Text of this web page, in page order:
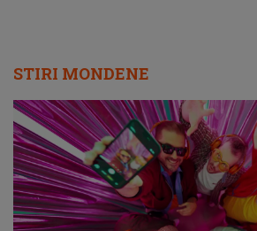
STIRI MONDENE